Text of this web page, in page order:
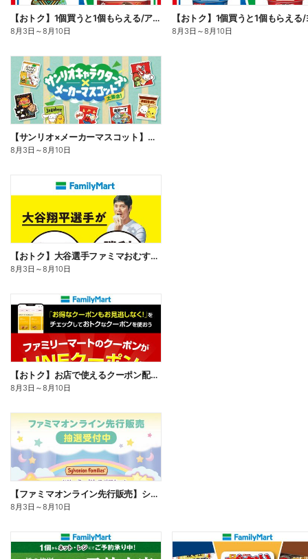
【おトク】1個買うと1個もらえる/アイス
8月3日 ～8月10日 8月3日 ～8月10日
【サンリオ×メーカーマスコット】オリジナルグッズ貰える!
8月3日 ～8月10日
【おトク】大谷選手ファミマおむすび割
8月3日 ～8月10日
【おトク】お店で使えるクーポン配信中
8月3日 ～8月10日
【ファミマオンライン先行販売】シルバニアファミリー
8月3日 ～8月10日